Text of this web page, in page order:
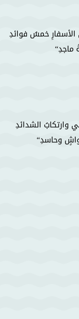
خمسُ فوائدِ
ماجدِ
الشدائدِ
وحاسدِ